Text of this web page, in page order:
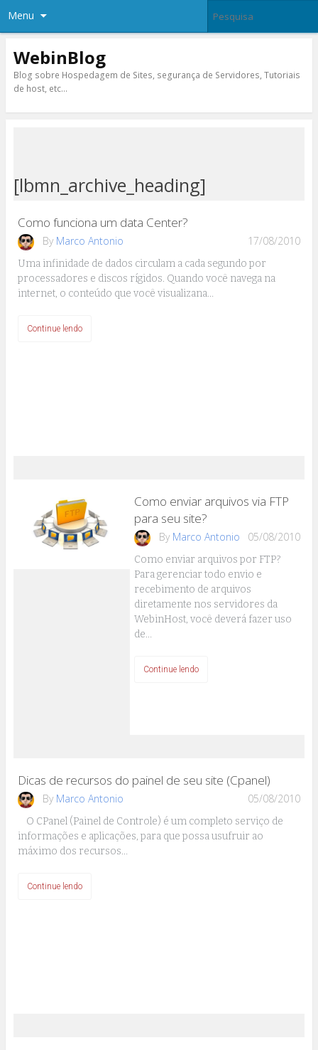
Menu
WebinBlog
Blog sobre Hospedagem de Sites, segurança de Servidores, Tutoriais
de host, etc…
[lbmn_archive_heading]
Como funciona um data Center?
By Marco Antonio 17/08/2010
Uma infinidade de dados circulam a cada segundo por
processadores e discos rígidos. Quando você navega na
internet, o conteúdo que você visualizana…
Continue lendo
Como enviar arquivos via FTP
para seu site?
By Marco Antonio 05/08/2010
Como enviar arquivos por FTP?
Para gerenciar todo envio e
recebimento de arquivos
diretamente nos servidores da
WebinHost, você deverá fazer uso
de…
Continue lendo
Dicas de recursos do painel de seu site (Cpanel)
By Marco Antonio 05/08/2010
O CPanel (Painel de Controle) é um completo serviço de
informações e aplicações, para que possa usufruir ao
máximo dos recursos…
Continue lendo